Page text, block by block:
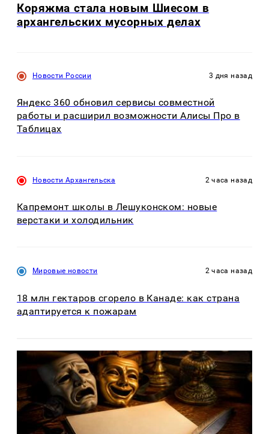
Коряжма стала новым Шиесом в
архангельских мусорных делах
Новости России 3 дня назад
Яндекс 360 обновил сервисы совместной
работы и расширил возможности Алисы Про в
Таблицах
Новости Архангельска 2 часа назад
Капремонт школы в Лешуконском: новые
верстаки и холодильник
Мировые новости 2 часа назад
18 млн гектаров сгорело в Канаде: как страна
адаптируется к пожарам